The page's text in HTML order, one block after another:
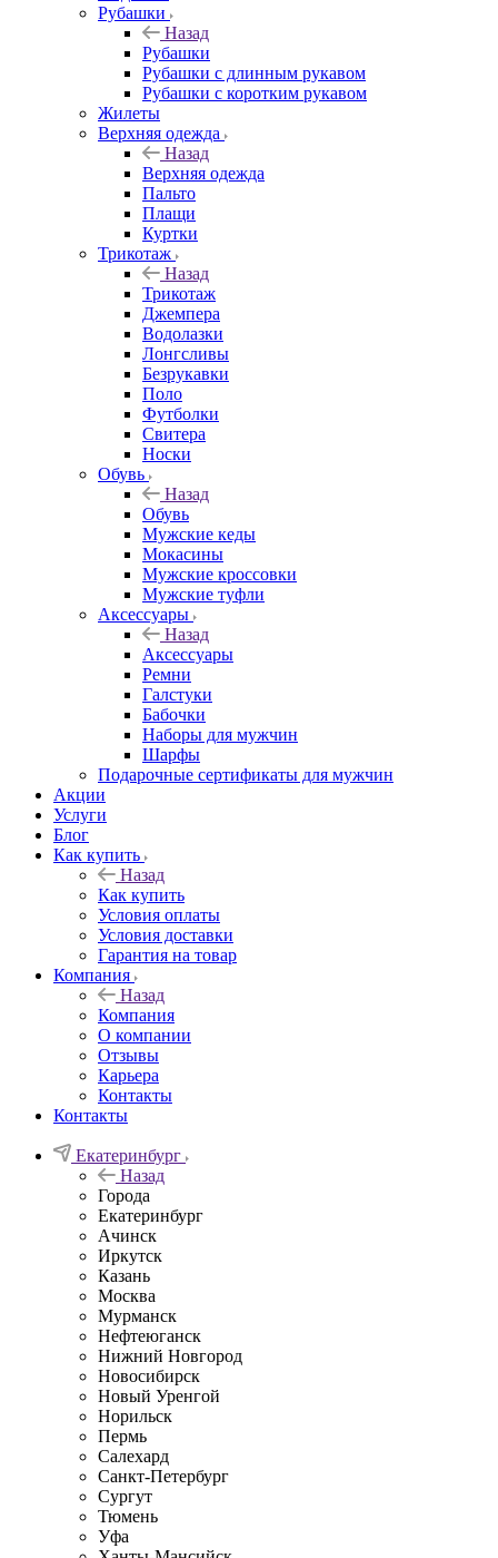
Рубашки
Назад
Рубашки
Рубашки с длинным рукавом
Рубашки с коротким рукавом
Жилеты
Верхняя одежда
Назад
Верхняя одежда
Пальто
Плащи
Куртки
Трикотаж
Назад
Трикотаж
Джемпера
Водолазки
Лонгсливы
Безрукавки
Поло
Футболки
Свитера
Носки
Обувь
Назад
Обувь
Мужские кеды
Мокасины
Мужские кроссовки
Мужские туфли
Аксессуары
Назад
Аксессуары
Ремни
Галстуки
Бабочки
Наборы для мужчин
Шарфы
Подарочные сертификаты для мужчин
Акции
Услуги
Блог
Как купить
Назад
Как купить
Условия оплаты
Условия доставки
Гарантия на товар
Компания
Назад
Компания
О компании
Отзывы
Карьера
Контакты
Контакты
Екатеринбург
Назад
Города
Екатеринбург
Ачинск
Иркутск
Казань
Москва
Мурманск
Нефтеюганск
Нижний Новгород
Новосибирск
Новый Уренгой
Норильск
Пермь
Салехард
Санкт-Петербург
Сургут
Тюмень
Уфа